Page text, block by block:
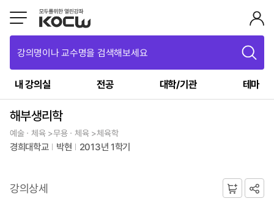
강의명이나 교수명을 검색해보세요
내 강의실 전공 대학/기관 테마
해부생리학
예술ㆍ체육 >무용ㆍ체육 >체육학
경희대학교 박현 2013년 1학기
강의상세